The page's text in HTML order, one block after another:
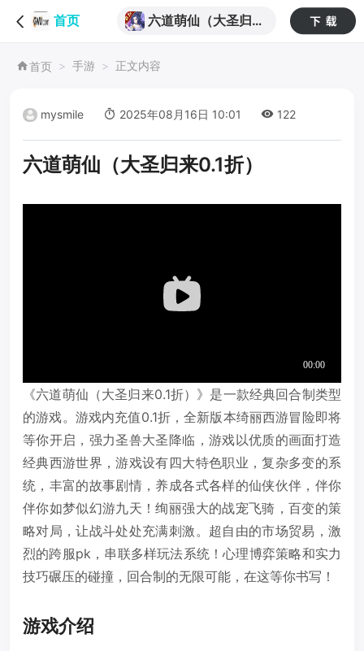
首页
六道萌仙（大圣归来
首页 手游 正文内容
mysmile 2025年08月16日 10:01 122
六道萌仙（大圣归来0.1折）
《六道萌仙（大圣归来0.1折）》是一款经典回合制类型
的游戏。游戏内充值0.1折，全新版本绮丽西游冒险即将
等你开启，强力圣兽大圣降临，游戏以优质的画面打造
经典西游世界，游戏设有四大特色职业，复杂多变的系
统，丰富的故事剧情，养成各式各样的仙侠伙伴，伴你
伴你如梦似幻游九天！绚丽强大的战宠飞骑，百变的策
略对局，让战斗处处充满刺激。超自由的市场贸易，激
烈的跨服pk，串联多样玩法系统！心理博弈策略和实力
技巧碾压的碰撞，回合制的无限可能，在这等你书写！
游戏介绍